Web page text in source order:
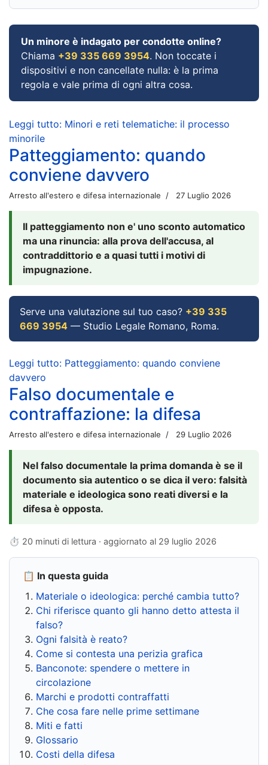
Un minore è indagato per condotte online?
Chiama +39 335 669 3954. Non toccate i
dispositivi e non cancellate nulla: è la prima
regola e vale prima di ogni altra cosa.
Leggi tutto: Minori e reti telematiche: il processo
minorile
Patteggiamento: quando
conviene davvero
Arresto all'estero e difesa internazionale 27 Luglio 2026
Il patteggiamento non e' uno sconto automatico
ma una rinuncia: alla prova dell'accusa, al
contraddittorio e a quasi tutti i motivi di
impugnazione.
Serve una valutazione sul tuo caso? +39 335
669 3954 — Studio Legale Romano, Roma.
Leggi tutto: Patteggiamento: quando conviene
davvero
Falso documentale e
contraffazione: la difesa
Arresto all'estero e difesa internazionale 29 Luglio 2026
Nel falso documentale la prima domanda è se il
documento sia autentico o se dica il vero: falsità
materiale e ideologica sono reati diversi e la
difesa è opposta.
⏱ 20 minuti di lettura · aggiornato al 29 luglio 2026
📋 In questa guida
Materiale o ideologica: perché cambia tutto?
Chi riferisce quanto gli hanno detto attesta il
falso?
Ogni falsità è reato?
Come si contesta una perizia grafica
Banconote: spendere o mettere in
circolazione
Marchi e prodotti contraffatti
Che cosa fare nelle prime settimane
Miti e fatti
Glossario
Costi della difesa